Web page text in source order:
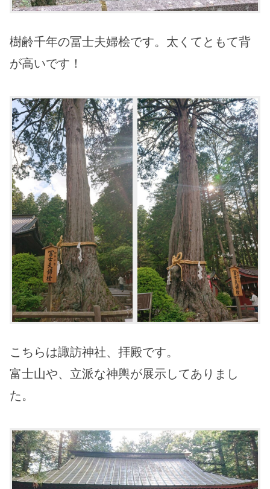
樹齢千年の冨士夫婦桧です。太くてともて背
が高いです！
こちらは諏訪神社、拝殿です。
富士山や、立派な神輿が展示してありまし
た。